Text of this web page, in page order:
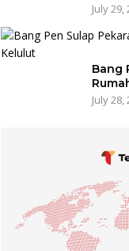
July 29,
Bang
July 28,